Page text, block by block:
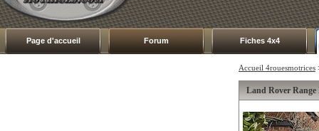
Page d'accueil Forum Fiches 4x4
Accueil 4rouesmotrices
Land Rover Range